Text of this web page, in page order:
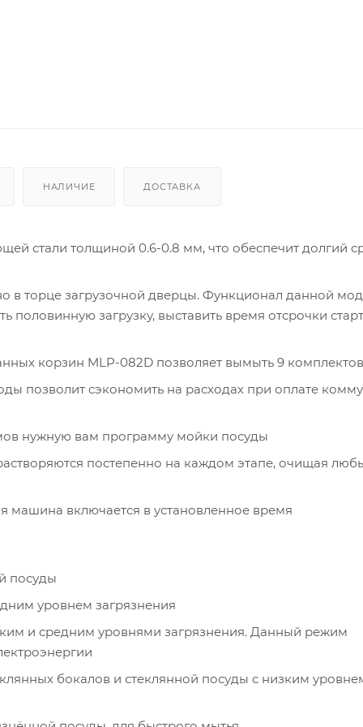
НАЛИЧИЕ ДОСТАВКА
стали толщиной 0.6-0.8 мм, что обеспечит долгий
в торце загрузочной дверцы. Функционал данной
загрузку, выставить время отсрочки
корзин MLP-082D позволяет вымыть 9
позволит сэкономить на расходах при оплате
нужную вам программу мойки посуды
постепенно на каждом этапе, очищая
машина включается в установленное время
посуды
уровнем загрязнения
и средним уровнями загрязнения. Данный режим
бокалов и стеклянной посуды с низким